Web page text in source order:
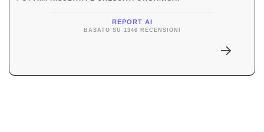
REPORT AI
BASATO SU 1346 RECENSIONI